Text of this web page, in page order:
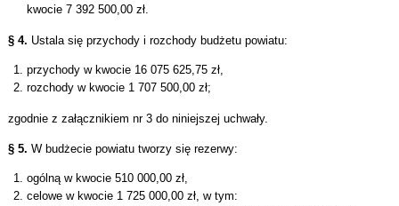
kwocie 7 392 500,00 zł.
§ 4. Ustala się przychody i rozchody budżetu powiatu:
przychody w kwocie 16 075 625,75 zł,
rozchody w kwocie 1 707 500,00 zł;
zgodnie z załącznikiem nr 3 do niniejszej uchwały.
§ 5. W budżecie powiatu tworzy się rezerwy:
ogólną w kwocie 510 000,00 zł,
celowe w kwocie 1 725 000,00 zł, w tym: